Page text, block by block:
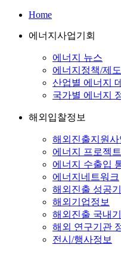
Home
에너지사업기회
에너지 뉴스
에너지정책/제도
산업별 에너지
국가별 에너지
해외입찰정보
해외진출지원사
에너지 프로젝트
에너지 수출입
에너지네트워크
해외진출 성공
해외기업정보
해외진출 국내
해외 연구기관
전시/행사정보